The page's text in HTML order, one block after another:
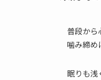
普段から
噛み締め
眠りも浅